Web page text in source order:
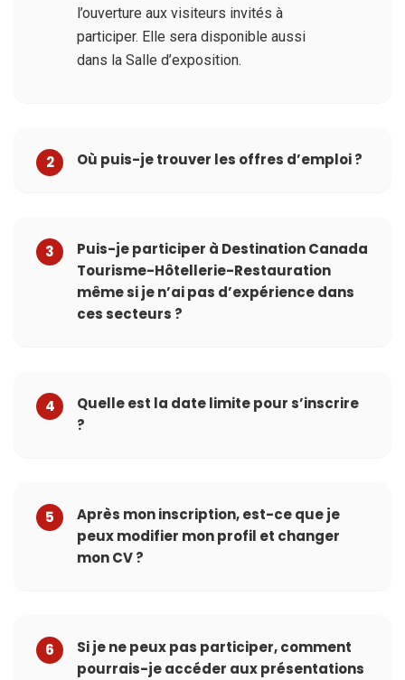
l’ouverture aux visiteurs invités à
participer. Elle sera disponible aussi
dans la Salle d’exposition.
2 Où puis-je trouver les offres d’emploi ?
3
Puis-je participer à Destination Canada
Tourisme-Hôtellerie-Restauration
même si je n’ai pas d’expérience dans
ces secteurs ?
4
Quelle est la date limite pour s’inscrire
?
5
Après mon inscription, est-ce que je
peux modifier mon profil et changer
mon CV ?
6
Si je ne peux pas participer, comment
pourrais-je accéder aux présentations